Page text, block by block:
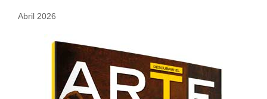
Abril 2026